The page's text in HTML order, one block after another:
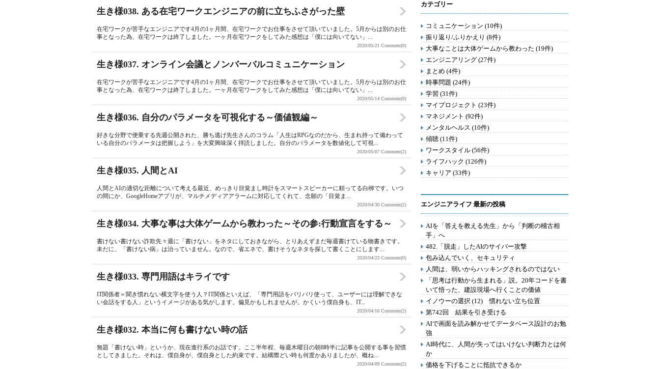
生き様038. ある在宅ワークエンジニアの前に立ちふさがった壁
在宅ワークが苦手なエンジニアです4月の1ヶ月間、在宅ワークでお仕事をさせて頂いていました。5月からは別のお仕
事となった為、在宅ワークは終了しました。一ヶ月在宅ワークをしてみた感想は「僕には向いてない」...
2020/05/21 Comment(0)
生き様037. オンライン会議とノンバーバルコミュニケーション
在宅ワークが苦手なエンジニアです4月の1ヶ月間、在宅ワークでお仕事をさせて頂いていました。5月からは別のお仕
事となった為、在宅ワークは終了しました。一ヶ月在宅ワークをしてみた感想は「僕には向いてない」...
2020/05/14 Comment(0)
生き様036. 自分のパラメータを可視化する～価値観編～
好きな分野で便乗する先週公開された、勝ち逃げ先生さんのコラム「人生はRPGなのだから、生まれ持って備わって
いる自分のパラメータは把握しよう」を大変興味深く拝読しました。自分のパラメータを数値化して可視...
2020/05/07 Comment(2)
生き様035. 人間とAI
人間とAIの適切な距離について考える最近、めっきり目覚まし時計をスマートスピーカーに頼ってる白栁です。いつ
の間にか、GoogleHomeアプリが、マルチメディアアラームに対応してくれて、念願の「目覚ま...
2020/04/30 Comment(2)
生き様034. 大事な事は大体ゲームから教わった～その参:行動宣言をする～
書けない書けない詐欺先々週に「書けない」をネタにしておきながら、とりあえずまだ毎週書けている物書きです。
未だに、「書けない病」は治っていません。なので、省エネで、書けそうなネタを探して書くことにします...
2020/04/23 Comment(0)
生き様033. 専門用語はキライです
IT関係者＝聞き慣れない横文字を使う人？IT関係といえば、「専門用語をバリバリ使って、ユーザーには理解できな
い会話をする人」というイメージがある気がします。偏見かもしれませんが。かくいう僕自身も、IT...
2020/04/16 Comment(2)
生き様032. 本当に何も書けない時の話
無題「書けない時」というか、現在進行系のお話です。ここ半年程、毎週木曜日の朝8時半に記事を公開する事を習慣
としてきました。それは、僕自身が、僕自身とした約束です。結構際どい時も何度かありましたが、概ね...
2020/04/09 Comment(2)
カテゴリー
コミュニケーション (10件)
振り返り/ふりかえり (8件)
大事なことは大体ゲームから教わった (19件)
エンジニアリング (27件)
まとめ (4件)
時事問題 (24件)
学習 (31件)
マイプロジェクト (23件)
マネジメント (92件)
メンタルヘルス (10件)
傾聴 (11件)
ワークスタイル (56件)
ライフハック (126件)
キャリア (33件)
エンジニアライフ 最新の投稿
AIを「答えを教える先生」から「判断の稽古相
手」へ
482.「脱走」したAIのサイバー攻撃
包み込んでいく、セキュリティ
人間は、弱いからハッキングされるのではない
「思考は行動から生まれる」説。20年コードを書
いて悟った、建設現場へ行くことの価値
イノウーの選択 (12) 慣れない立ち位置
第742回 結果を引き受ける
AIで画面を読み解かせてデータベース設計のお勉
強
AI時代に、人間が失ってはいけない判断力とは何
か
価格を下げることに抵抗できるか